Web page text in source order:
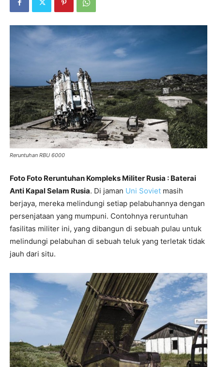
Reruntuhan RBU 6000
Foto Foto Reruntuhan Kompleks Militer Rusia : Baterai
Anti Kapal Selam Rusia. Di jaman Uni Soviet masih
berjaya, mereka melindungi setiap pelabuhannya dengan
persenjataan yang mumpuni. Contohnya reruntuhan
fasilitas militer ini, yang dibangun di sebuah pulau untuk
melindungi pelabuhan di sebuah teluk yang terletak tidak
jauh dari situ.